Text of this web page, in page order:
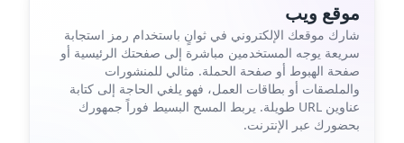
موقع ويب
شارك موقعك الإلكتروني في ثوانٍ باستخدام رمز استجابة
سريعة يوجه المستخدمين مباشرة إلى صفحتك الرئيسية أو
صفحة الهبوط أو صفحة الحملة. مثالي للمنشورات
والملصقات أو بطاقات العمل، فهو يلغي الحاجة إلى كتابة
عناوين URL طويلة. يربط المسح البسيط فوراً جمهورك
بحضورك عبر الإنترنت.